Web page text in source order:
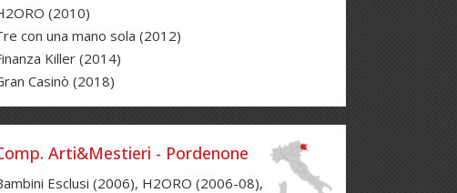
(2010)
con una mano sola (2012)
Killer (2014)
Casinò (2018)
Arti&Mestieri - Pordenone
Esclusi (2006), H2ORO (2006-08),